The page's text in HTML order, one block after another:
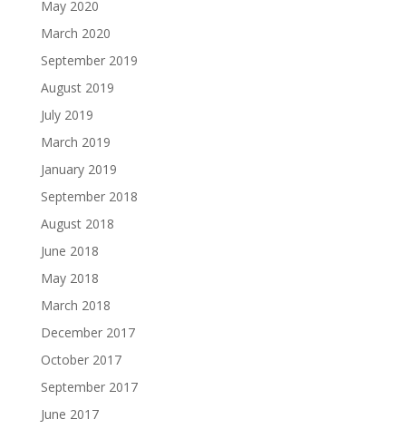
May 2020
March 2020
September 2019
August 2019
July 2019
March 2019
January 2019
September 2018
August 2018
June 2018
May 2018
March 2018
December 2017
October 2017
September 2017
June 2017